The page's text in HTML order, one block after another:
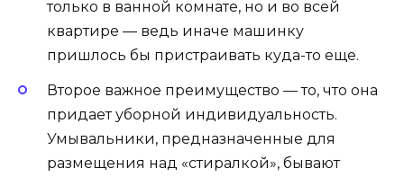
только в ванной комнате, но и во всей
квартире — ведь иначе машинку
пришлось бы пристраивать куда-то еще.
Второе важное преимущество — то, что она
придает уборной индивидуальность.
Умывальники, предназначенные для
размещения над «стиралкой», бывают